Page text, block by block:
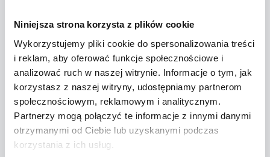
Niniejsza strona korzysta z plików cookie
Wykorzystujemy pliki cookie do spersonalizowania treści
i reklam, aby oferować funkcje społecznościowe i
analizować ruch w naszej witrynie. Informacje o tym, jak
korzystasz z naszej witryny, udostępniamy partnerom
społecznościowym, reklamowym i analitycznym.
Partnerzy mogą połączyć te informacje z innymi danymi
otrzymanymi od Ciebie lub uzyskanymi podczas
korzystania z ich usług.
DEALER MASZYN PREMIUM
Zapytaj o 3 lata 0%
ciągniki John Deere 5E
z PowerGard+ (1+3)
- chętnie pomożemy!